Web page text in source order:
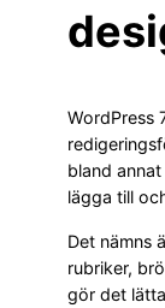
WordPress
bland
lägga till
Det nämns
rubriker,
gör det